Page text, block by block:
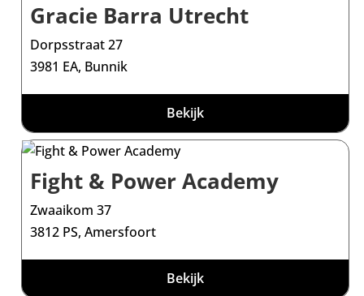
Gracie Barra Utrecht
Dorpsstraat 27
3981 EA, Bunnik
Bekijk
Fight & Power Academy
Zwaaikom 37
3812 PS, Amersfoort
Bekijk